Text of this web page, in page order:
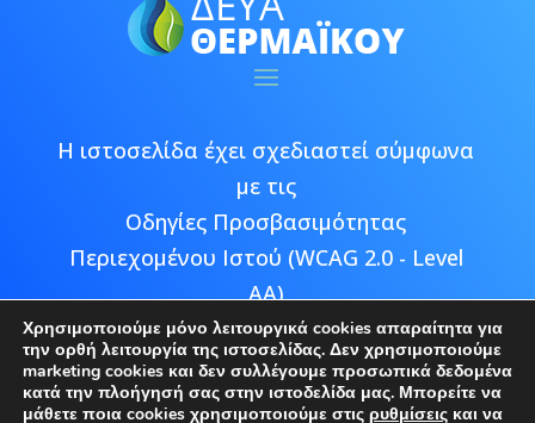
Η ιστοσελίδα έχει σχεδιαστεί σύμφωνα
με τις
Οδηγίες Προσβασιμότητας
Περιεχομένου Ιστού (WCAG 2.0 - Level
AA)
Χρησιμοποιούμε μόνο λειτουργικά cookies απαραίτητα για
την ορθή λειτουργία της ιστοσελίδας. Δεν χρησιμοποιούμε
marketing cookies και δεν συλλέγουμε προσωπικά δεδομένα
κατά την πλοήγησή σας στην ιστοδελίδα μας. Μπορείτε να
μάθετε ποια cookies χρησιμοποιούμε στις ρυθμίσεις και να